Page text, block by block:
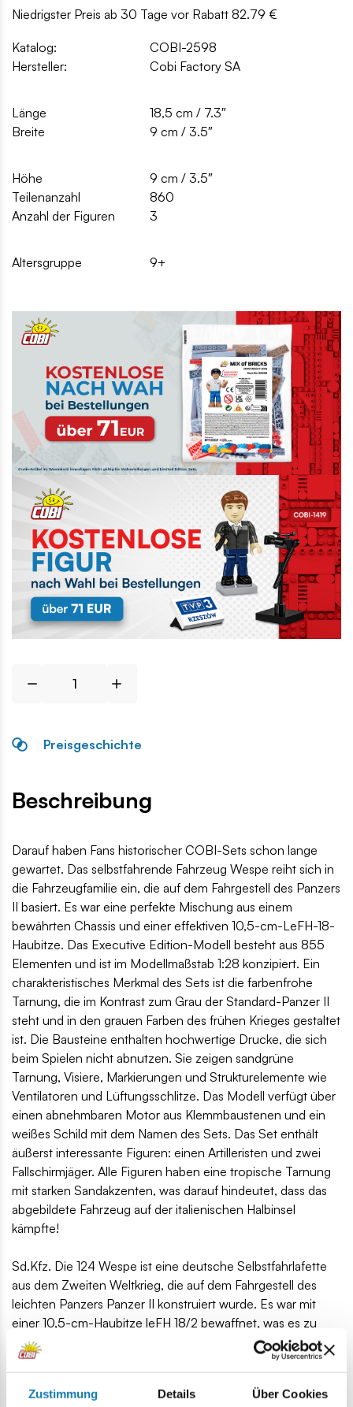
Zustimmung Details Über Cookies
Niedrigster Preis ab 30 Tage vor Rabatt 82.79 €
Katalog:
COBI-2598
Hersteller:
Cobi Factory SA
Länge
18,5 cm / 7.3″
Breite
9 cm / 3.5″
Höhe
9 cm / 3.5″
Teilenanzahl
860
Anzahl der Figuren
3
Altersgruppe 9+
Preisgeschichte
Beschreibung
Darauf haben Fans historischer COBI-Sets schon lange
gewartet. Das selbstfahrende Fahrzeug Wespe reiht sich in
die Fahrzeugfamilie ein, die auf dem Fahrgestell des Panzers
II basiert. Es war eine perfekte Mischung aus einem
bewährten Chassis und einer effektiven 10,5-cm-LeFH-18-
Haubitze. Das Executive Edition-Modell besteht aus 855
Elementen und ist im Modellmaßstab 1:28 konzipiert. Ein
charakteristisches Merkmal des Sets ist die farbenfrohe
Tarnung, die im Kontrast zum Grau der Standard-Panzer II
steht und in den grauen Farben des frühen Krieges gestaltet
ist. Die Bausteine enthalten hochwertige Drucke, die sich
beim Spielen nicht abnutzen. Sie zeigen sandgrüne
Tarnung, Visiere, Markierungen und Strukturelemente wie
Ventilatoren und Lüftungsschlitze. Das Modell verfügt über
einen abnehmbaren Motor aus Klemmbaustenen und ein
weißes Schild mit dem Namen des Sets. Das Set enthält
äußerst interessante Figuren: einen Artilleristen und zwei
Fallschirmjäger. Alle Figuren haben eine tropische Tarnung
mit starken Sandakzenten, was darauf hindeutet, dass das
abgebildete Fahrzeug auf der italienischen Halbinsel
kämpfte!
Sd.Kfz. Die 124 Wespe ist eine deutsche Selbstfahrlafette
aus dem Zweiten Weltkrieg, die auf dem Fahrgestell des
leichten Panzers Panzer II konstruiert wurde. Es war mit
einer 10,5-cm-Haubitze leFH 18/2 bewaffnet, was es zu
einer effektiven Artillerieunterstützung für deutsche
Panzereinheiten machte. Die Wespe wurde 1943 in Dienst
seiner Beweglichkeit konnte es seine Position schnell